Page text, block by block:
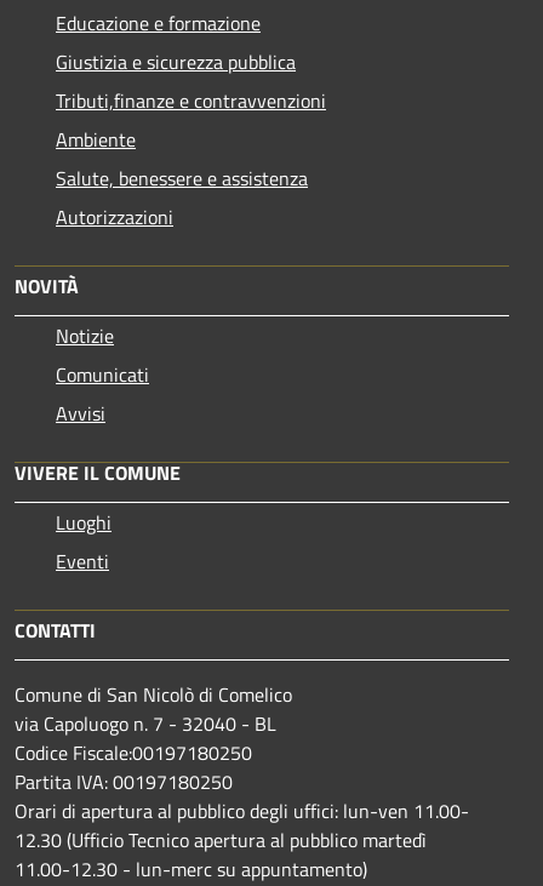
Educazione e formazione
Giustizia e sicurezza pubblica
Tributi,finanze e contravvenzioni
Ambiente
Salute, benessere e assistenza
Autorizzazioni
NOVITÀ
Notizie
Comunicati
Avvisi
VIVERE IL COMUNE
Luoghi
Eventi
CONTATTI
Comune di San Nicolò di Comelico
via Capoluogo n. 7 - 32040 - BL
Codice Fiscale:00197180250
Partita IVA: 00197180250
Orari di apertura al pubblico degli uffici: lun-ven 11.00-
12.30 (Ufficio Tecnico apertura al pubblico martedì
11.00-12.30 - lun-merc su appuntamento)